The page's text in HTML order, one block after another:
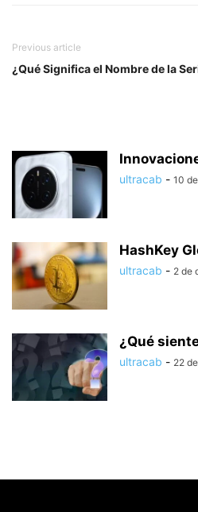
Previous article
¿Qué Significa el Nombre de la
ultracab - 10
HashKey
ultracab - 2 de
¿Qué
ultracab - 22